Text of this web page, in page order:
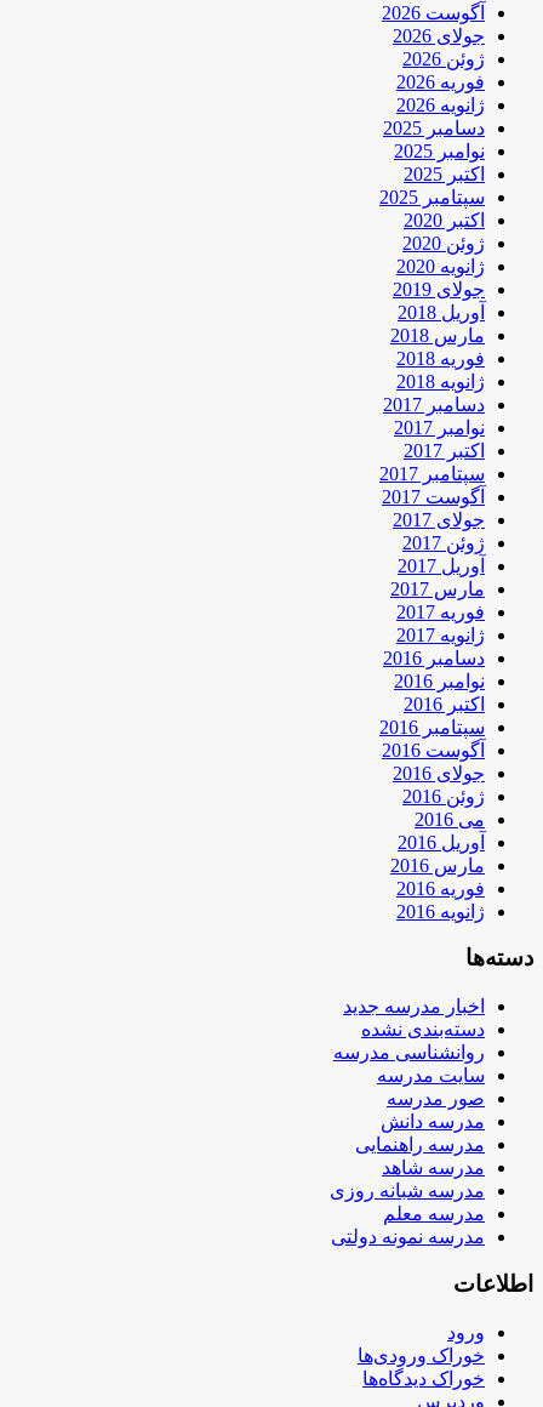
آگوست 2026
جولای 2026
ژوئن 2026
فوریه 2026
ژانویه 2026
دسامبر 2025
نوامبر 2025
اکتبر 2025
سپتامبر 2025
اکتبر 2020
ژوئن 2020
ژانویه 2020
جولای 2019
آوریل 2018
مارس 2018
فوریه 2018
ژانویه 2018
دسامبر 2017
نوامبر 2017
اکتبر 2017
سپتامبر 2017
آگوست 2017
جولای 2017
ژوئن 2017
آوریل 2017
مارس 2017
فوریه 2017
ژانویه 2017
دسامبر 2016
نوامبر 2016
اکتبر 2016
سپتامبر 2016
آگوست 2016
جولای 2016
ژوئن 2016
می 2016
آوریل 2016
مارس 2016
فوریه 2016
ژانویه 2016
دسته‌ها
اخبار مدرسه جدید
دسته‌بندی نشده
روانشناسی مدرسه
سایت مدرسه
صور مدرسه
مدرسه دانش
مدرسه راهنمایی
مدرسه شاهد
مدرسه شبانه روزی
مدرسه معلم
مدرسه نمونه دولتی
اطلاعات
ورود
خوراک ورودی‌ها
خوراک دیدگاه‌ها
وردپرس